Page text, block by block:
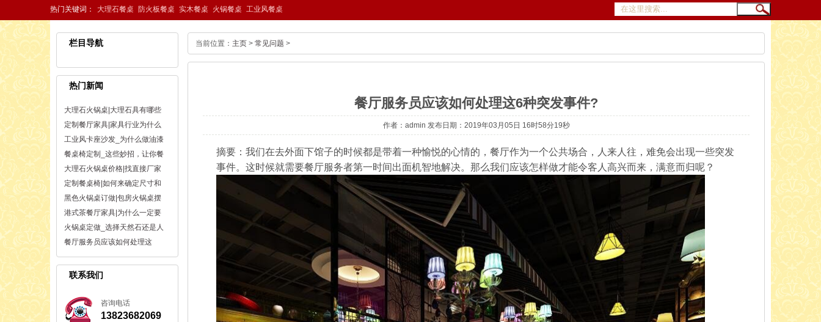
热门关键词：
大理石餐桌 防火板餐桌 实木餐桌 火锅餐桌 工业风餐桌
栏目导航
热门新闻
大理石火锅桌|大理石具有哪些
定制餐厅家具|家具行业为什么
工业风卡座沙发_为什么做油漆
餐桌椅定制_这些妙招，让你餐
大理石火锅桌价格|找直接厂家
定制餐桌椅|如何来确定尺寸和
黑色火锅桌订做|包房火锅桌摆
港式茶餐厅家具|为什么一定要
火锅桌定做_选择天然石还是人
餐厅服务员应该如何处理这
联系我们
咨询电话
13823682069
当前位置： 主页 > 常见问题 >
餐厅服务员应该如何处理这6种突发事件?
作者：admin 发布日期：2019年03月05日 16时58分19秒
摘要：我们在去外面下馆子的时候都是带着一种愉悦的心情的，餐厅作为一个公共场合，人来人往，难免会出现一些突发
事件。这时候就需要餐厅服务者第一时间出面机智地解决。那么我们应该怎样做才能令客人高兴而来，满意而归呢？